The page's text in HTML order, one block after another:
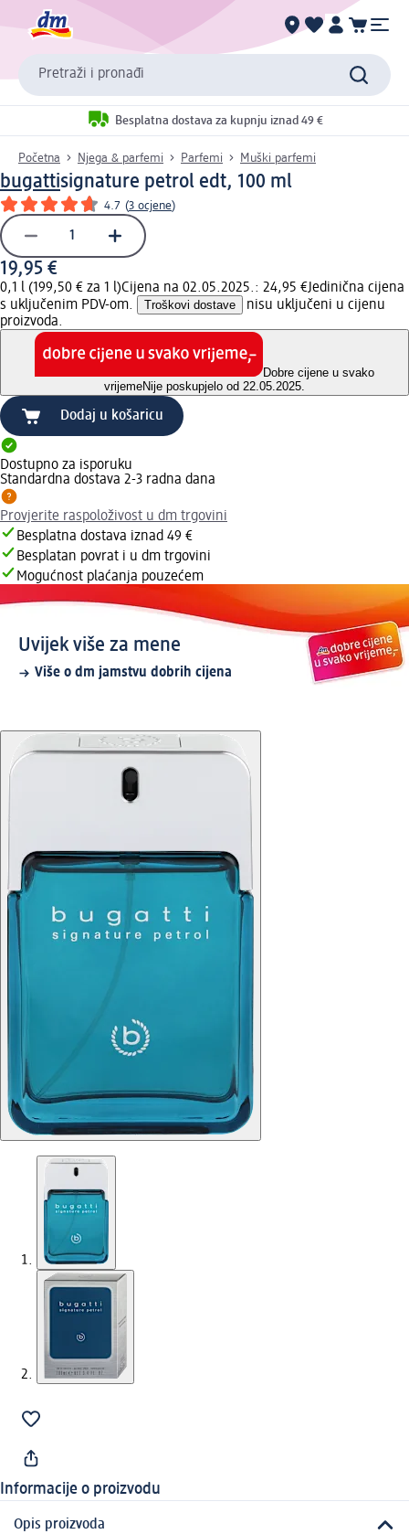
Pretraži i pronađi
Besplatna dostava za kupnju iznad 49 €
Početna Njega & parfemi Parfemi Muški parfemi
bugattisignature petrol edt, 100 ml
4.7 (3 ocjene)
19,95 €
0,1 l (199,50 € za 1 l)Cijena na 02.05.2025.: 24,95 €Jedinična cijena
s uključenim PDV-om.
Troškovi dostave
nisu uključeni u cijenu
proizvoda.
Dobre cijene u svako
vrijemeNije poskupjelo od 22.05.2025.
Dodaj u košaricu
Dostupno za isporuku
Standardna dostava 2-3 radna dana
Provjerite raspoloživost u dm trgovini
Besplatna dostava iznad 49 €
Besplatan povrat i u dm trgovini
Mogućnost plaćanja pouzećem
Uvijek više za mene
Više o dm jamstvu dobrih cijena
Informacije o proizvodu
Opis proizvoda